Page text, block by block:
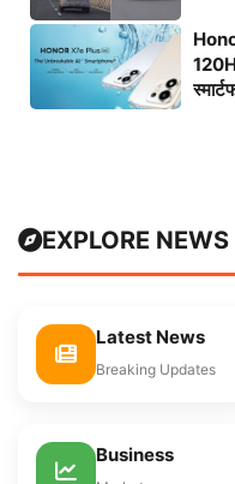
EXPLORE NEWS
Latest News
Breaking Updates
Business